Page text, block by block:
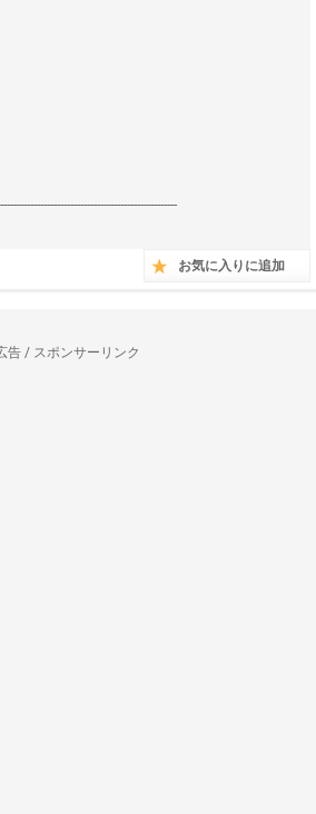
お気に入りに追加
告 / スポンサーリンク